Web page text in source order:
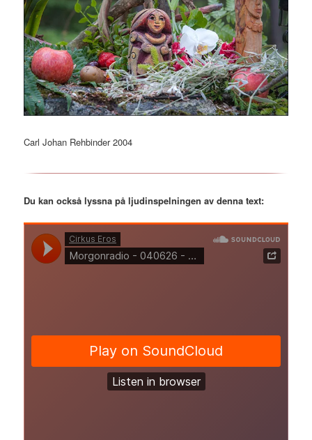
Carl Johan Rehbinder 2004
Du kan också lyssna på ljudinspelningen av denna text: